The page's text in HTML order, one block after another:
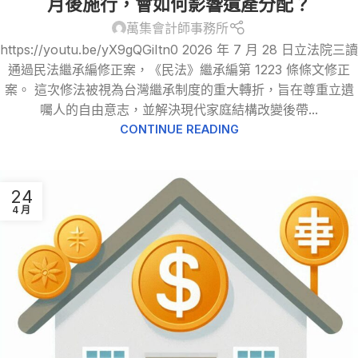
月後施行，會如何影響遺產分配？
萬集會計師事務所
https://youtu.be/yX9gQGiItn0 2026 年 7 月 28 日立法院三讀
通過民法繼承編修正案，《民法》繼承編第 1223 條條文修正
案。 這次修法被視為台灣繼承制度的重大轉折，旨在尊重立遺
囑人的自由意志，並解決現代家庭結構改變後帶...
CONTINUE READING
24
4 月